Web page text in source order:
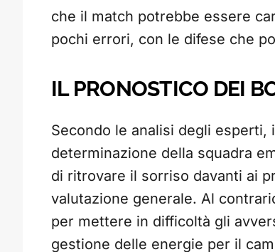
che il match potrebbe essere
pochi errori, con le difese che
IL PRONOSTICO DEI
Secondo le analisi degli esperti,
determinazione della squadra
di ritrovare il sorriso davanti ai
valutazione generale. Al
per mettere in difficoltà gli
gestione delle energie per il